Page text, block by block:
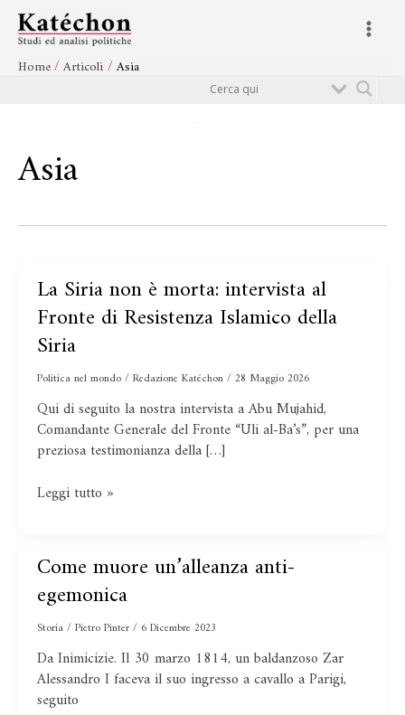
contenuto
Main
Home Articoli Asia
Asia
La Siria non è morta: intervista al
Fronte di Resistenza Islamico della
Siria
Politica nel mondo/Redazione Katéchon/28 Maggio 2026
Qui di seguito la nostra intervista a Abu Mujahid,
Comandante Generale del Fronte “Uli al-Ba’s”, per una
preziosa testimonianza della […]
La
Siria
non
è
morta:
intervista
al
Fronte
di
Islamico
Leggi tutto »
Come muore un’alleanza anti-
egemonica
Storia/Pietro Pinter/ 6 Dicembre 2023
Da Inimicizie. Il 30 marzo 1814, un baldanzoso Zar
Alessandro I faceva il suo ingresso a cavallo a Parigi,
seguito
Come
un’alleanza
anti-
egemonica